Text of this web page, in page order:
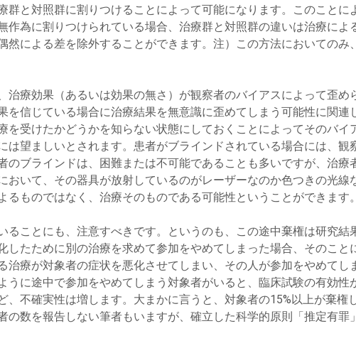
群と対照群に割りつけることによって可能になります。このこと
作為に割りつけられている場合、治療群と対照群の違いは治療に
による差を除外することができます。注）この方法においてのみ
治療効果（あるいは効果の無さ）が観察者のバイアスによって歪
を信じている場合に治療結果を無意識に歪めてしまう可能性に関
を受けたかどうかを知らない状態にしておくことによってそのバ
は望ましいとされます。患者がブラインドされている場合には、
のブラインドは、困難または不可能であることも多いですが、治
おいて、その器具が放射しているのがレーザーなのか色つきの光
ものではなく、治療そのものである可能性ということができます。
ことにも、注意すべきです。というのも、この途中棄権は研究結
したために別の治療を求めて参加をやめてしまった場合、そのこ
治療が対象者の症状を悪化させてしまい、その人が参加をやめて
に途中で参加をやめてしまう対象者がいると、臨床試験の有効性
、不確実性は増します。大まかに言うと、対象者の15%以上が棄権
の数を報告しない筆者もいますが、確立した科学的原則「推定有